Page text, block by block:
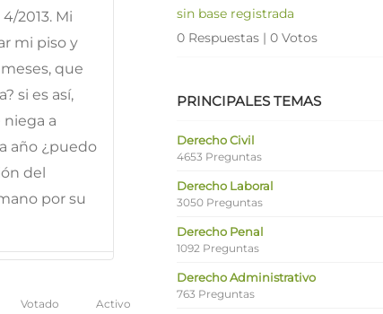
2013. Mi
mi piso y
que
si es así,
a
año ¿puedo
del
por su
Activo
Votado
sin base registrada
0 Respuestas | 0 Votos
PRINCIPALES TEMAS
Derecho Civil
4653 Preguntas
Derecho Laboral
3050 Preguntas
Derecho Penal
1092 Preguntas
Derecho Administrativo
763 Preguntas